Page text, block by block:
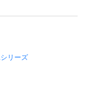
リーズ